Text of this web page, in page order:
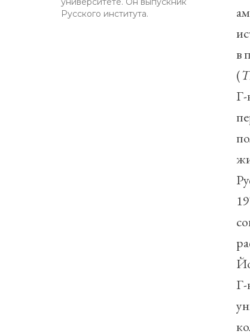
Русского института.
в
(
Г-
Г-